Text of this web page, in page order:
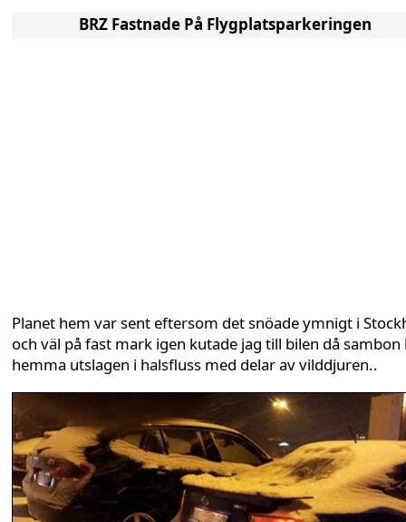
BRZ Fastnade På Flygplatsparkeringen
Planet hem var sent eftersom det snöade ymnigt i
och väl på fast mark igen kutade jag till bilen då sambon
hemma utslagen i halsfluss med delar av vilddjuren..